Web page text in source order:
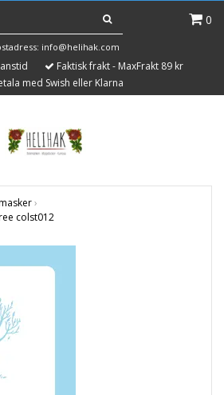
0
info@helihak.com
Faktisk frakt - MaxFrakt 89 kr
med Swish eller Klarna
›
colst012